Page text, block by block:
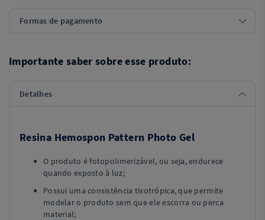
Formas de pagamento
Importante saber sobre esse produto:
Detalhes
Resina Hemospon Pattern Photo Gel
O produto é fotopolimerizável, ou seja, endurece
quando exposto à luz;
Possui uma consistência tixotrópica, que permite
modelar o produto sem que ele escorra ou perca
material;